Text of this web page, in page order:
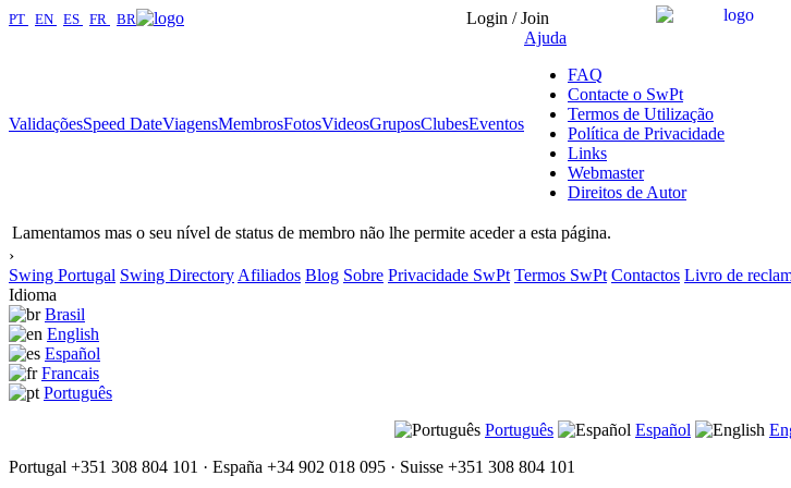
PT EN ES FR BR Login / Join
ValidaçõesSpeed DateViagensMembrosFotosVideosGruposClubesEventos
Ajuda
FAQ
Contacte o SwPt
Termos de Utilização
Política de Privacidade
Links
Webmaster
Direitos de Autor
Lamentamos mas o seu nível de status de membro não lhe permite aceder a esta página.
›
Swing Portugal Swing Directory Afiliados Blog Sobre Privacidade SwPt Termos SwPt Contactos Livro de
Idioma
Brasil
English
Español
Francais
Português
Português
Español
Portugal +351 308 804 101 · España +34 902 018 095 · Suisse +351 308 804 101